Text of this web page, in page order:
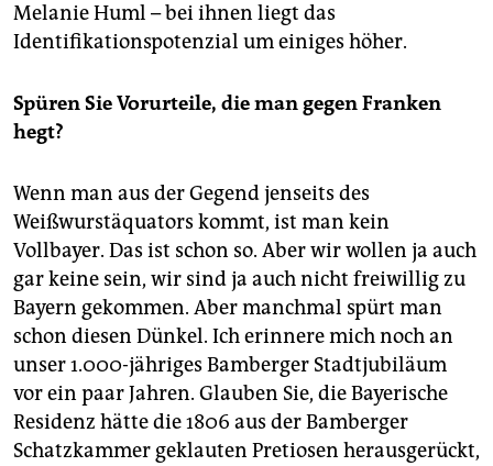
Melanie Huml – bei ihnen liegt das
Identifikationspotenzial um einiges höher.
Spüren Sie Vorurteile, die man gegen Franken
hegt?
Wenn man aus der Gegend jenseits des
Weißwurstäquators kommt, ist man kein
Vollbayer. Das ist schon so. Aber wir wollen ja auch
gar keine sein, wir sind ja auch nicht freiwillig zu
Bayern gekommen. Aber manchmal spürt man
schon diesen Dünkel. Ich erinnere mich noch an
unser 1.000-jähriges Bamberger Stadtjubiläum
vor ein paar Jahren. Glauben Sie, die Bayerische
Residenz hätte die 1806 aus der Bamberger
Schatzkammer geklauten Pretiosen herausgerückt,